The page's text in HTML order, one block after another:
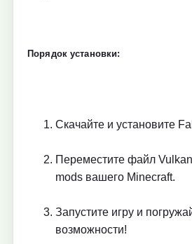
Порядок установки:
Скачайте и установите
Переместите файл
mods вашего Minecraft.
Запустите игру и
возможности!